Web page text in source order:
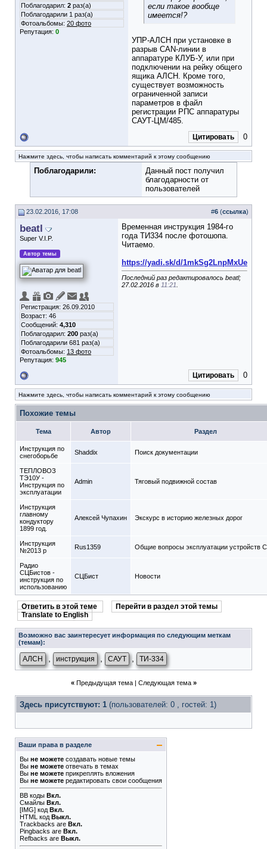
Поблагодарил: 2 раз(а)
Поблагодарили 1 раз(а)
Фотоальбомы: 20 фото
Репутация: 0
если такое вообще
имеется!?
УПР-АЛСН при установке в
разрыв CAN-линии в
аппаратуре КЛУБ-У, или при
подключении на рейку общего
ящика АЛСН. Кроме того,
существует возможность
ограниченной записи
параметров в файл
регистрации РПС аппаратуры
САУТ-ЦМ/485.
Цитировать 0
Нажмите здесь, чтобы написать комментарий к этому сообщению
Поблагодарили:
Данный пост получил
благодарности от
пользователей
23.02.2016, 17:08 #6 (ссылка)
beatl
Super V.I.P.
Автор темы
Регистрация: 26.09.2010
Возраст: 46
Сообщений: 4,310
Поблагодарил: 200 раз(а)
Поблагодарили 681 раз(а)
Фотоальбомы: 13 фото
Репутация: 945
Временная инструкция 1984-го
года ТИ334 после фотошопа.
Читаемо.
https://yadi.sk/d/1mkSg2LnpMxUe
Последний раз редактировалось beatl;
27.02.2016 в 11:21
Цитировать 0
Нажмите здесь, чтобы написать комментарий к этому сообщению
Похожие темы
Тема Автор Раздел
Инструкция по
снегоборьбе
Shaddix Поиск документации
ТЕПЛОВОЗ
ТЭ10У -
Инструкция по
эксплуатации
Admin Тяговый подвижной состав
Инструкция
главному
кондуктору
1899 год.
Алексей Чупахин Экскурс в историю железных дорог
Инструкция
№2013 р
Rus1359 Общие вопросы эксплуатации устройств
Радио
СЦБистов -
инструкция по
использованию
СЦБист Новости
Ответить в этой теме
Перейти в раздел этой темы
Translate to English
Возможно вас заинтересует информация по следующим меткам
(темам):
АЛСН инструкция САУТ ТИ-334
« Предыдущая тема| Следующая тема »
Здесь присутствуют: 1 (пользователей: 0 , гостей: 1)
Ваши права в разделе
Вы не можете создавать новые темы
Вы не можете отвечать в темах
Вы не можете прикреплять вложения
Вы не можете редактировать свои сообщения
BB коды Вкл.
Смайлы Вкл.
[IMG] код Вкл.
HTML код Выкл.
Trackbacks are Вкл.
Pingbacks are Вкл.
Refbacks are Выкл.